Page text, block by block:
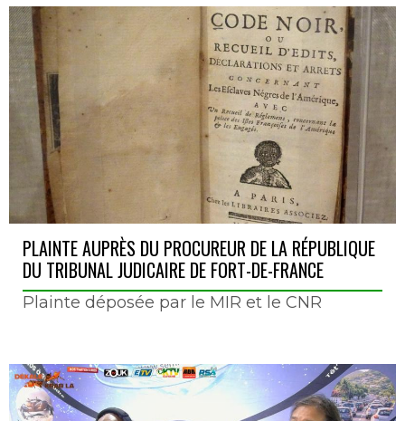
PLAINTE AUPRÈS DU PROCUREUR DE LA RÉPUBLIQUE
DU TRIBUNAL JUDICAIRE DE FORT-DE-FRANCE
Plainte déposée par le MIR et le CNR